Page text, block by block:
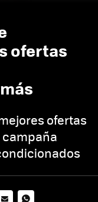
ofertas
ofertas
campaña